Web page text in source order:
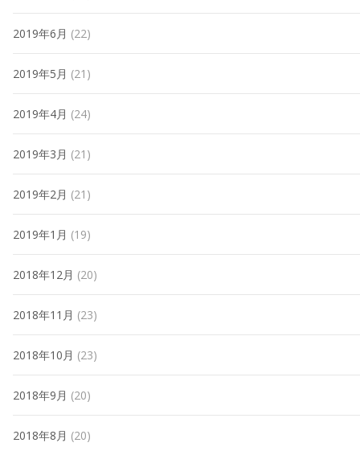
2019年6月 (22)
2019年5月 (21)
2019年4月 (24)
2019年3月 (21)
2019年2月 (21)
2019年1月 (19)
2018年12月 (20)
2018年11月 (23)
2018年10月 (23)
2018年9月 (20)
2018年8月 (20)